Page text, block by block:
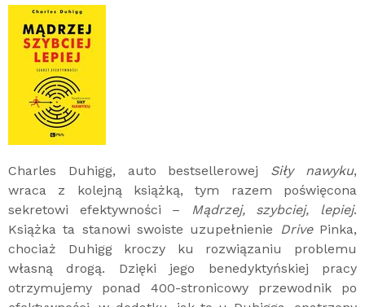
Charles Duhigg, auto bestsellerowej Siły nawyku,
wraca z kolejną książką, tym razem poświęcona
sekretowi efektywności – Mądrzej, szybciej, lepiej.
Książka ta stanowi swoiste uzupełnienie Drive Pinka,
chociaż Duhigg kroczy ku rozwiązaniu problemu
własną drogą. Dzięki jego benedyktyńskiej pracy
otrzymujemy ponad 400-stronicowy przewodnik po